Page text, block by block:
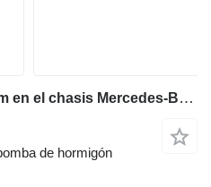
Putzmeister 2018 used 42m en el chasis Mercedes-Benz Actros 3344
de hormigón